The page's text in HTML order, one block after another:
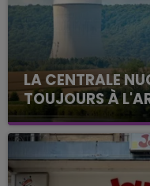
LA CENTRALE
TOUJOURS À
Cela fait déjà une
nucléaire
justifiée par la
présente.